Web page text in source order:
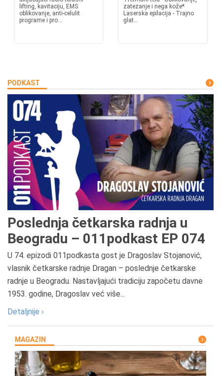
lifting, kavitaciju, EMS
oblikovanje, anti-celulit
programe i pro...
zatezanje i nega kože*
Laserska epilacija - Trajno
glat...
PODKAST
Poslednja četkarska radnja u
Beogradu – 011podkast EP 074
U 74. epizodi 011podkasta gost je Dragoslav Stojanović,
vlasnik četkarske radnje Dragan – poslednje četkarske
radnje u Beogradu. Nastavljajući tradiciju započetu davne
1953. godine, Dragoslav već više...
Detaljnije ›
MAGAZIN